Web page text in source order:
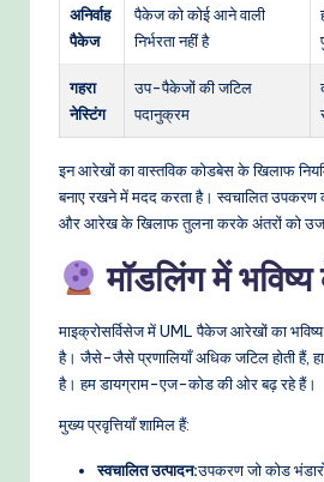
अनिर्वाह
पैकेज
पैकेज को कोई आने वाली
निर्भरता नहीं है
गहरा
नेस्टिंग
उप-पैकेजों की जटिल
पदानुक्रम
इन आरेखों का वास्तविक कोडबेस के खिलाफ
बनाए रखने में मदद करता है। स्वचालित
और आरेख के खिलाफ तुलना करके अंतरों को
मॉडलिंग में भविष्य
माइक्रोसर्विसेज में UML पैकेज आरेखों का
है। जैसे-जैसे प्रणालियाँ अधिक जटिल होती हैं,
है। हम डायग्राम-एज-कोड की ओर बढ़ रहे हैं।
मुख्य प्रवृत्तियाँ शामिल हैं:
स्वचालित उत्पादन:उपकरण जो कोड